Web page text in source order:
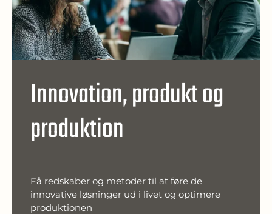
Innovation, produkt og
produktion
Få redskaber og metoder til at føre de
innovative løsninger ud i livet og optimere
produktionen